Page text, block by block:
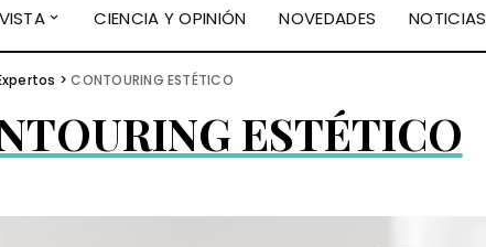
CIENCIA Y OPINIÓN NOVEDADES NOTICIAS
>CONTOURING ESTÉTICO
ESTÉTICO